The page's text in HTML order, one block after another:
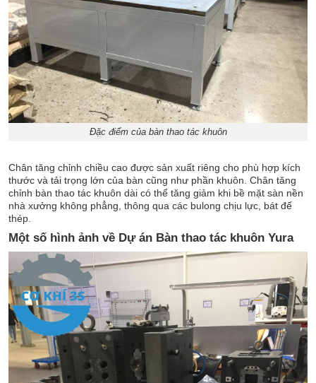
Đặc điểm của bàn thao tác khuôn
Chân tăng chỉnh chiều cao được sản xuất riêng cho phù hợp kích
thước và tải trọng lớn của bàn cũng như phần khuôn. Chân tăng
chỉnh bàn thao tác khuôn dài có thể tăng giảm khi bề mặt sàn nền
nhà xưởng không phẳng, thông qua các bulong chịu lực, bát đế
thép.
Một số hình ảnh về Dự án Bàn thao tác khuôn Yura